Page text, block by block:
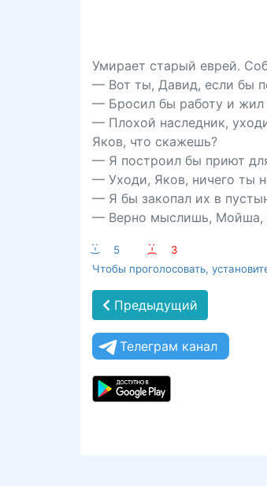
Умирает старый еврей.
— Вот ты, Давид, если бы
— Бросил бы работу и жил
— Плохой наследник,
Яков, что скажешь?
— Я построил бы приют
— Уходи, Яков, ничего ты
— Я бы закопал их в
— Верно мыслишь, Мойша,
:-) 5 :-(
3
Чтобы проголосовать,
Предыдущий
Телеграм канал